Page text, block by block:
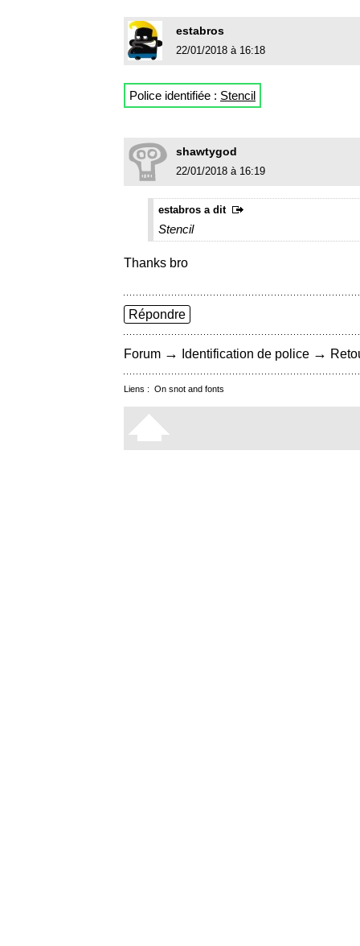
estabros
22/01/2018 à 16:18
Police identifiée : Stencil
shawtygod
22/01/2018 à 16:19
estabros a dit
Stencil
Thanks bro
Répondre
Forum → Identification de police →
Liens : On snot and fonts